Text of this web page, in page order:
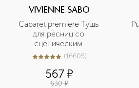
VIVIENNE SABO
Cabaret premiere Тушь
для ресниц со
сценическим
эффектом
5из 516605 (16605)
567¤
630 ¤